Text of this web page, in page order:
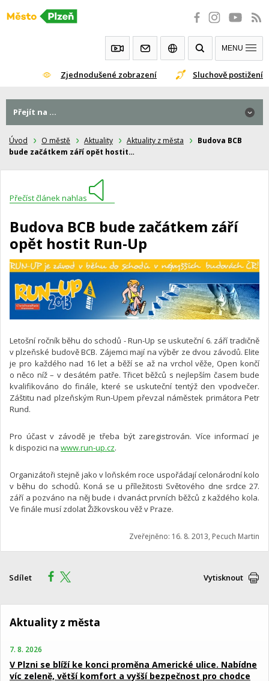
Přeskočit
Zjednodušené zobrazení Sluchově postižení
MENU
Úvod O městě Aktuality Aktuality z města
Budova BCB
bude začátkem září opět hostit…
Přečíst článek nahlas
Budova BCB bude začátkem září
opět hostit Run-Up
Letošní ročník běhu do schodů - Run-Up se uskuteční 6. září tradičně
v plzeňské budově BCB. Zájemci mají na výběr ze dvou závodů. Elite
je pro každého nad 16 let a běží se až na vrchol věže, Open končí
o něco níž – v desátém patře. Třicet běžců s nejlepším časem bude
kvalifikováno do finále, které se uskuteční tentýž den vpodvečer.
Záštitu nad plzeňským Run-Upem převzal náměstek primátora Petr
Rund.
Pro účast v závodě je třeba být zaregistrován. Více informací je
k dispozici na www.run-up.cz.
Organizátoři stejně jako v loňském roce uspořádají celonárodní kolo
v běhu do schodů. Koná se u příležitosti Světového dne srdce 27.
září a pozváno na něj bude i dvanáct prvních běžců z každého kola.
Ve finále musí zdolat Žižkovskou věž v Praze.
Zveřejněno: 16. 8. 2013, Pecuch Martin
Sdílet Vytisknout
Přejít na ...
Aktuality z města
7. 8. 2026
V Plzni se blíží ke konci proměna Americké ulice. Nabídne
víc zeleně, větší komfort a vyšší bezpečnost pro chodce